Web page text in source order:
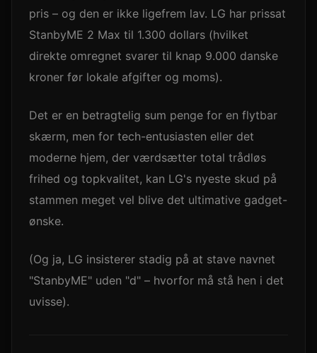
pris – og den er ikke ligefrem lav. LG har prissat
StanbyME 2 Max til 1.300 dollars (hvilket
direkte omregnet svarer til knap 9.000 danske
kroner før lokale afgifter og moms).
Det er en betragtelig sum penge for en flytbar
skærm, men for tech-entusiasten eller det
moderne hjem, der værdsætter total trådløs
frihed og topkvalitet, kan LG's nyeste skud på
stammen meget vel blive det ultimative gadget-
ønske.
(Og ja, LG insisterer stadig på at stave navnet
"StanbyME" uden "d" – hvorfor må stå hen i det
uvisse).